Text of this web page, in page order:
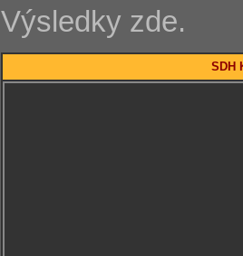
Výsledky zde.
SDH